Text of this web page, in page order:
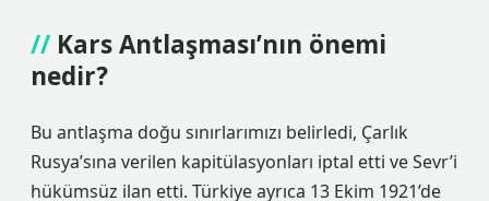
Kars Antlaşması’nın önemi
nedir?
Bu antlaşma doğu sınırlarımızı belirledi, Çarlık
Rusya’sına verilen kapitülasyonları iptal etti ve Sevr’i
hükümsüz ilan etti. Türkiye ayrıca 13 Ekim 1921’de